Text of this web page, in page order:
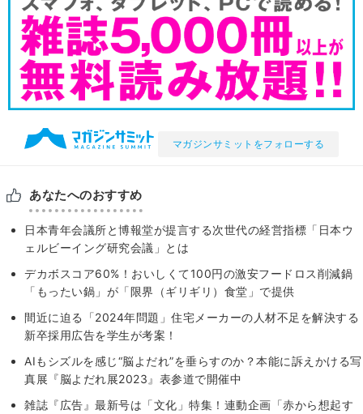
マガジンサミットをフォローする
あなたへのおすすめ
日本青年会議所と博報堂が提言する次世代の経営指標「日本ウ
ェルビーイング研究会議」とは
デカボスコア60%！おいしくて100円の激安フードロス削減鍋
「もったい鍋」が「限界（ギリギリ）食堂」で提供
間近に迫る「2024年問題」住宅メーカーの人材不足を解決する
新卒採用広告を学生が考案！
AIもシズルを感じ“脳よだれ”を垂らすのか？本能に訴えかける写
真展『脳よだれ展2023』表参道で開催中
雑誌『広告』最新号は「文化」特集！連動企画「赤から想起す